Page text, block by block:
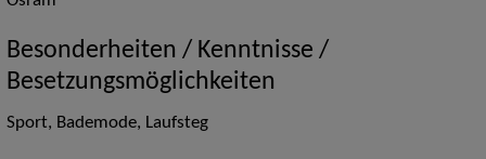
Besonderheiten / Kenntnisse /
Besetzungsmöglichkeiten
Sport, Bademode, Laufsteg